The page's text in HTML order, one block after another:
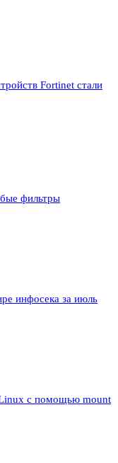
Fortinet стали
фильтры
инфосека за июль
c помощью mount